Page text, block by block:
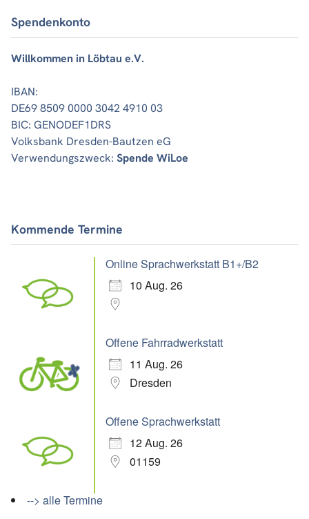
Spendenkonto
Willkommen in Löbtau e.V.
IBAN:
DE69 8509 0000 3042 4910 03
BIC: GENODEF1DRS
Volksbank Dresden-Bautzen eG
Verwendungszweck: Spende WiLoe
Kommende Termine
Online Sprachwerkstatt B1+/B2
10 Aug. 26
Offene Fahrradwerkstatt
11 Aug. 26
Dresden
Offene Sprachwerkstatt
12 Aug. 26
01159
--> alle Termine